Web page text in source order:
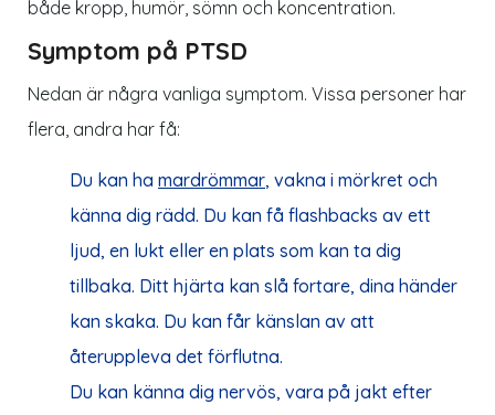
både kropp, humör, sömn och koncentration.
Symptom på PTSD
Nedan är några vanliga symptom. Vissa personer har
flera, andra har få:
Du kan ha mardrömmar, vakna i mörkret och
känna dig rädd. Du kan få flashbacks av ett
ljud, en lukt eller en plats som kan ta dig
tillbaka. Ditt hjärta kan slå fortare, dina händer
kan skaka. Du kan får känslan av att
återuppleva det förflutna.
Du kan känna dig nervös, vara på jakt efter